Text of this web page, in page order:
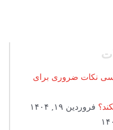
نکات ضروری برای
فروردین ۱۹, ۱۴۰۴